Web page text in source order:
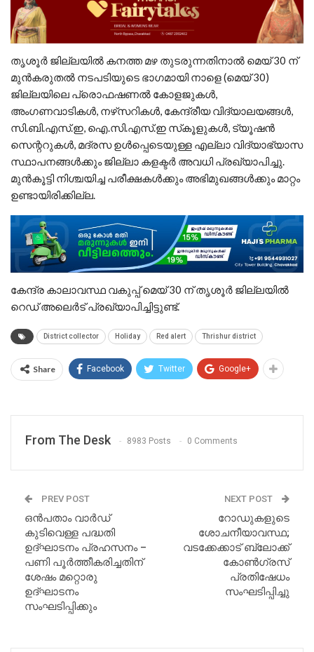
തൃശൂര്‍ ജില്ലയില്‍ കനത്ത മഴ തുടരുന്നതിനാൽ മെയ്‌ 30 ന്
മുന്‍കരുതല്‍ നടപടിയുടെ ഭാഗമായി നാളെ (മെയ്‌ 30)
ജില്ലയിലെ പ്രൊഫഷണല്‍ കോളജുകള്‍,
അംഗണവാടികള്‍, നഴ്‌സറികള്‍, കേന്ദ്രീയ വിദ്യാലയങ്ങള്‍,
സി.ബി.എസ്.ഇ, ഐ.സി.എസ്.ഇ സ്‌കൂളുകള്‍, ട്യൂഷന്‍
സെന്ററുകള്‍, മദ്രസ ഉള്‍പ്പെടെയുള്ള എല്ലാ വിദ്യാഭ്യാസ
സ്ഥാപനങ്ങള്‍ക്കും ജില്ലാ കളക്ടർ അവധി പ്രഖ്യാപിച്ചു.
മുന്‍കൂട്ടി നിശ്ചയിച്ച പരീക്ഷകള്‍ക്കും അഭിമുഖങ്ങള്‍ക്കും മാറ്റം
ഉണ്ടായിരിക്കില്ല.
കേന്ദ്ര കാലാവസ്ഥ വകുപ്പ് മെയ്‌ 30 ന് തൃശൂർ ജില്ലയിൽ
റെഡ് അലെർട് പ്രഖ്യാപിച്ചിട്ടുണ്ട്.
District collector Holiday Red alert Thrishur district
Share Facebook Twitter Google+
From The Desk 8983 Posts 0 Comments
PREV POST
ഒൻപതാം വാർഡ്‌
കുടിവെള്ള പദ്ധതി
ഉദ്ഘാടനം പ്രഹസനം –
പണി പൂർത്തീകരിച്ചതിന്
ശേഷം മറ്റൊരു
ഉദ്ഘാടനം
സംഘടിപ്പിക്കും
NEXT POST
റോഡുകളുടെ
ശോചനീയാവസ്ഥ;
വടക്കേക്കാട് ബ്ലോക്ക്
കോൺഗ്രസ്‌
പ്രതിഷേധം
സംഘടിപ്പിച്ചു